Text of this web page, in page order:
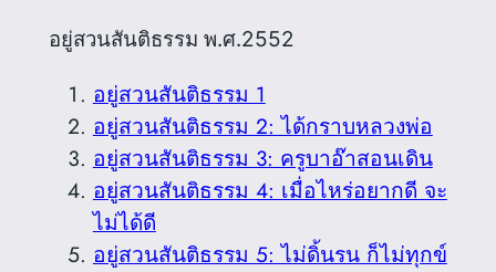
อยู่สวนสันติธรรม พ.ศ.2552
อยู่สวนสันติธรรม 1
อยู่สวนสันติธรรม 2: ได้กราบหลวงพ่อ
อยู่สวนสันติธรรม 3: ครูบาอ๊าสอนเดิน
อยู่สวนสันติธรรม 4: เมื่อไหร่อยากดี จะ
ไม่ได้ดี
อยู่สวนสันติธรรม 5: ไม่ดิ้นรน ก็ไม่ทุกข์